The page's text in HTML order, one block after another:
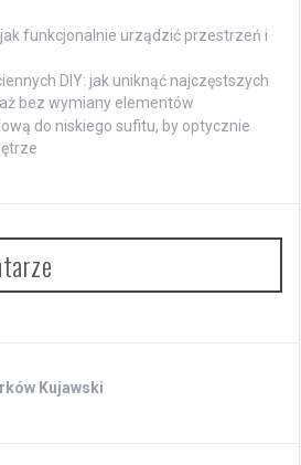
funkcjonalnie urządzić przestrzeń i
DIY: jak uniknąć najczęstszych
bez wymiany elementów
do niskiego sufitu, by optycznie
Kujawski